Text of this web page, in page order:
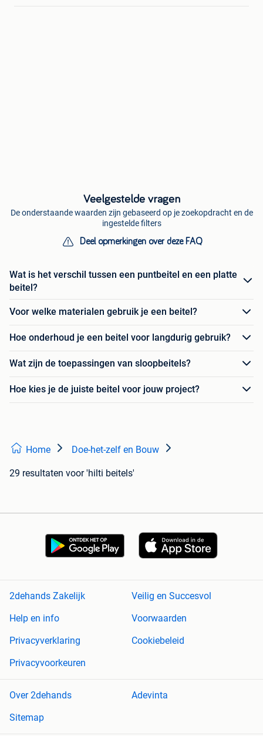
Veelgestelde vragen
De onderstaande waarden zijn gebaseerd op je zoekopdracht en de
ingestelde filters
Deel opmerkingen over deze FAQ
Wat is het verschil tussen een puntbeitel en een platte
beitel?
Voor welke materialen gebruik je een beitel?
Hoe onderhoud je een beitel voor langdurig gebruik?
Wat zijn de toepassingen van sloopbeitels?
Hoe kies je de juiste beitel voor jouw project?
Home Doe-het-zelf en Bouw
29 resultaten voor 'hilti beitels'
2dehands Zakelijk
Veilig en Succesvol
Help en info
Voorwaarden
Privacyverklaring
Cookiebeleid
Privacyvoorkeuren
Over 2dehands
Adevinta
Sitemap